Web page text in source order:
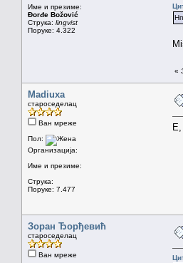
Име и презиме:
Đorđe Božović
Струка: lingvist
Поруке: 4.322
«
Madiuxa
староседелац
Ван мреже
Пол:
Организација:
Име и презиме:
Струка:
Поруке: 7.477
Е,
Зоран Ђорђевић
староседелац
Ван мреже